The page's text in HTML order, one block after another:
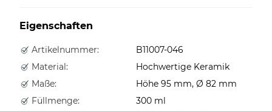
Eigenschaften
Artikelnummer:
B11007-046
Material:
Hochwertige Keramik
Maße:
Höhe 95 mm, Ø 82 mm
Füllmenge:
300 ml